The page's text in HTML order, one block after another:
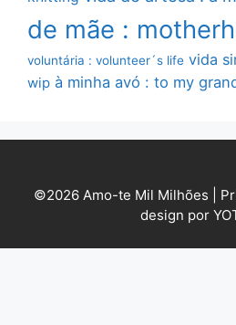
de mãe :
voluntária : volunteer´s life vida
wip à minha avó : to my
©2026 Amo-te Mil Milhões |
design por